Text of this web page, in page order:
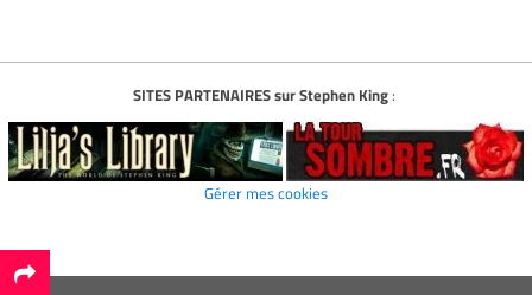
SITES PARTENAIRES sur Stephen King:
Gérer mes cookies